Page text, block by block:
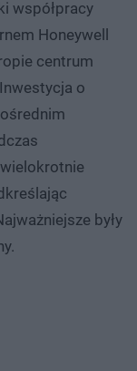
współpracy
Honeywell
centrum
o
były